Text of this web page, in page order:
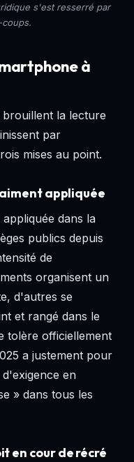
s'est resserré par
coups.
à
la lecture
par
mises au point.
appliquée
dans la
publics depuis
de
organisent un
d'autres se
et rangé dans le
tolère officiellement
a justement pour
en
» dans tous les
en cour de récré